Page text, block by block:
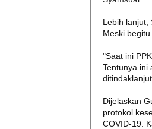
Lebih lanjut,
Meski
"Saat ini
Tentunya ini
Dijelaskan
protokol
COVID-19.